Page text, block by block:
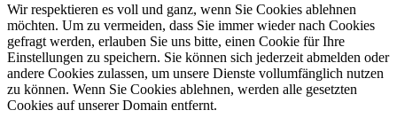
Wir respektieren es voll und ganz, wenn Sie Cookies ablehnen
möchten. Um zu vermeiden, dass Sie immer wieder nach Cookies
gefragt werden, erlauben Sie uns bitte, einen Cookie für Ihre
Einstellungen zu speichern. Sie können sich jederzeit abmelden oder
andere Cookies zulassen, um unsere Dienste vollumfänglich nutzen
zu können. Wenn Sie Cookies ablehnen, werden alle gesetzten
Cookies auf unserer Domain entfernt.